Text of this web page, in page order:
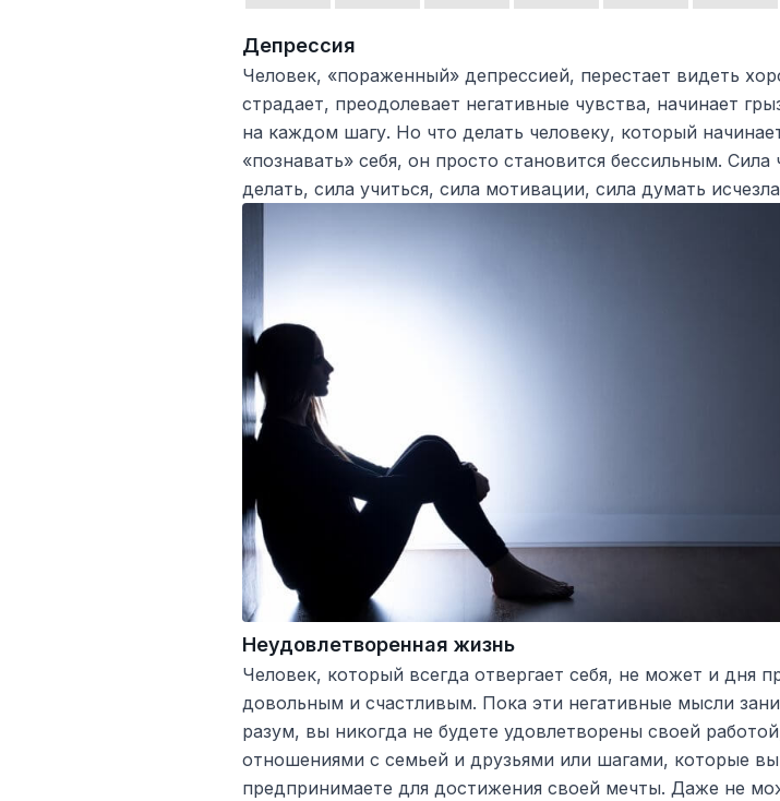
Депрессия
Человек, «пораженный» депрессией, перестает видеть
страдает, преодолевает негативные чувства, начинает
на каждом шагу. Но что делать человеку, который
«познавать» себя, он просто становится бессильным. Сила
делать, сила учиться, сила мотивации, сила думать
Неудовлетворенная жизнь
Человек, который всегда отвергает себя, не может и дня
довольным и счастливым. Пока эти негативные мысли
разум, вы никогда не будете удовлетворены своей
отношениями с семьей и друзьями или шагами, которые вы
предпринимаете для достижения своей мечты. Даже не